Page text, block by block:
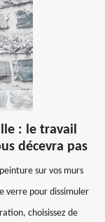
: le travail
décevra pas
sur vos murs
verre pour dissimuler
choisissez de